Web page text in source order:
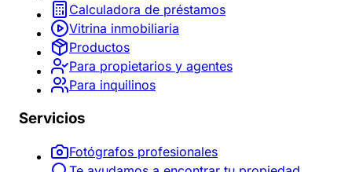
Calculadora de préstamos
Vitrina inmobiliaria
Productos
Para propietarios y agentes
Para inquilinos
Servicios
Fotógrafos profesionales